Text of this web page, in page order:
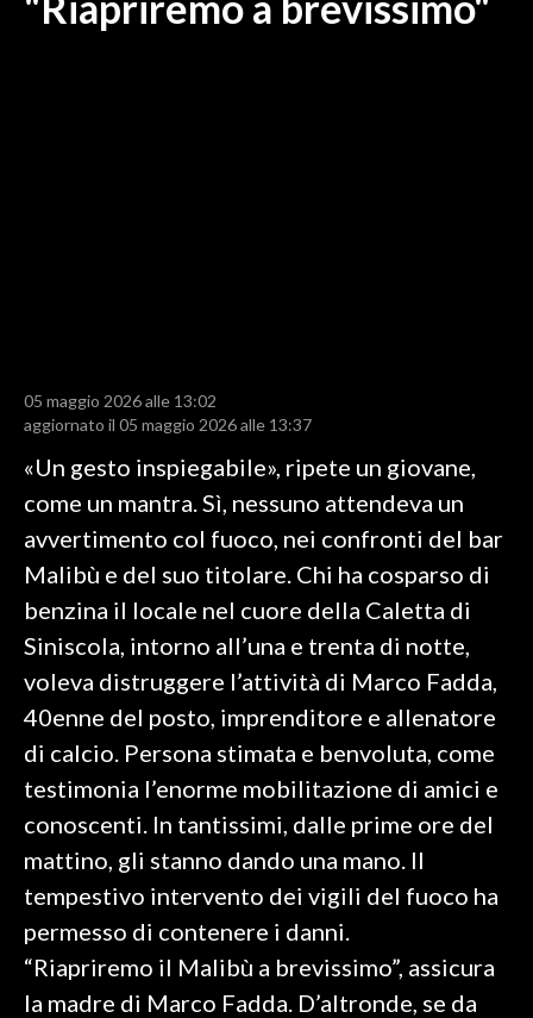
POLITICA
CALCIO REGIONALE
BASKET
VOLLEY
MOTORI
TENNIS
ALTRI SPORT
CULTURA
SPETTACOLI
SALUTE
SARDEGNA TURISMO
SARDI NEL MONDO
NOTIZIE
05 maggio 2026 alle 13:02
aggiornato il 05 maggio 2026 alle 13:37
«Un gesto inspiegabile», ripete un giovane,
come un mantra. Sì, nessuno attendeva un
avvertimento col fuoco, nei confronti del bar
Malibù e del suo titolare. Chi ha cosparso di
benzina il locale nel cuore della Caletta di
Siniscola, intorno all’una e trenta di notte,
voleva distruggere l’attività di Marco Fadda,
40enne del posto, imprenditore e allenatore
di calcio. Persona stimata e benvoluta, come
testimonia l’enorme mobilitazione di amici e
conoscenti. In tantissimi, dalle prime ore del
mattino, gli stanno dando una mano. Il
tempestivo intervento dei vigili del fuoco ha
permesso di contenere i danni.
“Riapriremo il Malibù a brevissimo”, assicura
la madre di Marco Fadda. D’altronde, se da